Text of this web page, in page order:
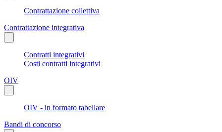
Contrattazione collettiva
Contrattazione integrativa
Contratti integrativi
Costi contratti integrativi
OIV
OIV - in formato tabellare
Bandi di concorso